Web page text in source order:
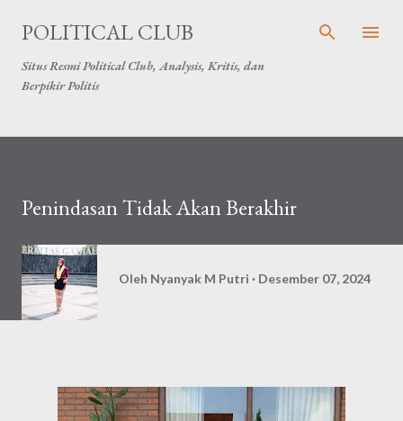
Langsung ke konten utama
POLITICAL CLUB
Situs Resmi Political Club, Analysis, Kritis, dan
Berpikir Politis
Penindasan Tidak Akan Berakhir
Oleh Nyanyak M Putri Desember 07, 2024